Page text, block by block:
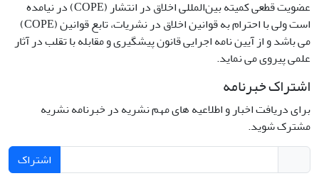
عضویت قطعی کمیته بین‌المللی اخلاق در انتشار (COPE) در نیامده
است ولی با احترام به قوانین اخلاق در نشریات، تابع قوانین (COPE)
می باشد و از آیین نامه اجرایی قانون پیشگیری و مقابله با تقلب در آثار
علمی پیروی می نماید.
اشتراک خبرنامه
برای دریافت اخبار و اطلاعیه های مهم نشریه در خبرنامه نشریه
مشترک شوید.
اشتراک